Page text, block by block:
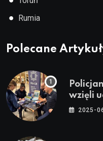
● Rumia
Polecane
wzięli
2025-